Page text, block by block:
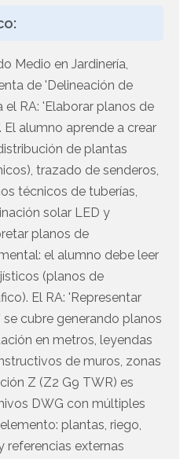
Medio en Jardinería,
de 'Delineación de
el RA: 'Elaborar planos de
alumno aprende a crear
de plantas
trazado de senderos,
técnicos de tuberías,
solar LED y
planos de
el alumno debe leer
(planos de
El RA: 'Representar
cubre generando planos
en metros, leyendas
de muros, zonas
Z (Z2 G9 TWR) es
DWG con múltiples
plantas, riego,
referencias externas